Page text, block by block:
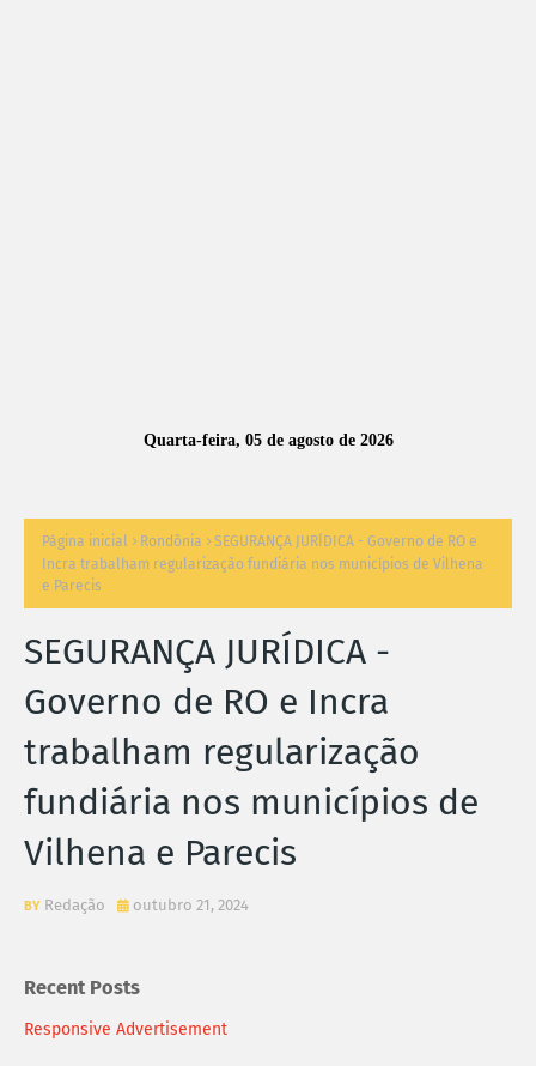
Quarta-feira, 05 de agosto de 2026
Página inicial Rondônia
SEGURANÇA JURÍDICA - Governo de RO e
Incra trabalham regularização fundiária nos municípios de Vilhena
e Parecis
SEGURANÇA JURÍDICA -
Governo de RO e Incra
trabalham regularização
fundiária nos municípios de
Vilhena e Parecis
Redação outubro 21, 2024
Recent Posts
Responsive Advertisement